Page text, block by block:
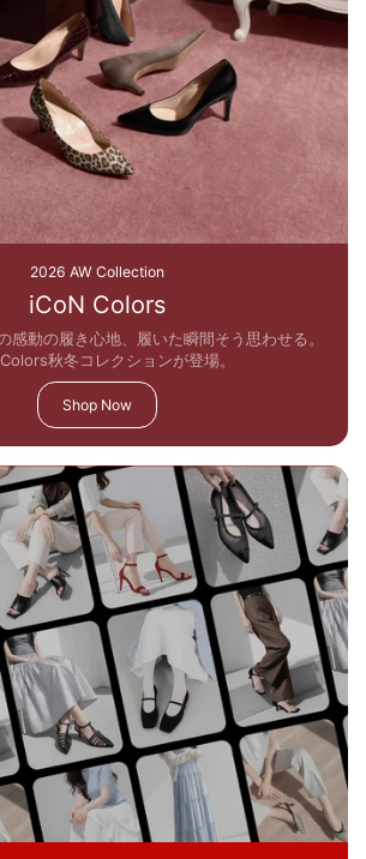
2026 AW Collection
iCoN Colors
感動の履き心地、履いた瞬間そう思わせる。
秋冬コレクションが登場。
Shop Now